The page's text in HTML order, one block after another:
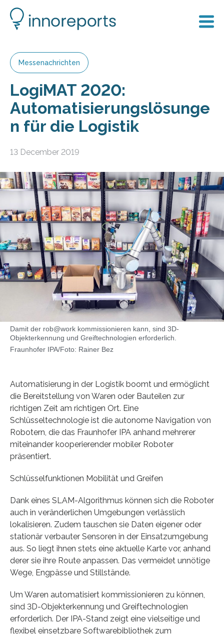
Messenachrichten
LogiMAT 2020:
Automatisierungslösunge
n für die Logistik
13 December 2019
Damit der rob@work kommissionieren kann, sind 3D-
Objekterkennung und Greiftechnologien erforderlich.
Fraunhofer IPA/Foto: Rainer Bez
Automatisierung in der Logistik boomt und ermöglicht
die Bereitstellung von Waren oder Bauteilen zur
richtigen Zeit am richtigen Ort. Eine
Schlüsseltechnologie ist die autonome Navigation von
Robotern, die das Fraunhofer IPA anhand mehrerer
miteinander kooperierender mobiler Roboter
präsentiert.
Schlüsselfunktionen Mobilität und Greifen
Dank eines SLAM-Algorithmus können sich die Roboter
auch in veränderlichen Umgebungen verlässlich
lokalisieren. Zudem tauschen sie Daten eigener oder
stationär verbauter Sensoren in der Einsatzumgebung
aus. So liegt ihnen stets eine aktuelle Karte vor, anhand
derer sie ihre Route anpassen. Das vermeidet unnötige
Wege, Engpässe und Stillstände.
Um Waren automatisiert kommissionieren zu können,
sind 3D-Objekterkennung und Greiftechnologien
erforderlich. Der IPA-Stand zeigt eine vielseitige und
flexibel einsetzbare Softwarebibliothek zum